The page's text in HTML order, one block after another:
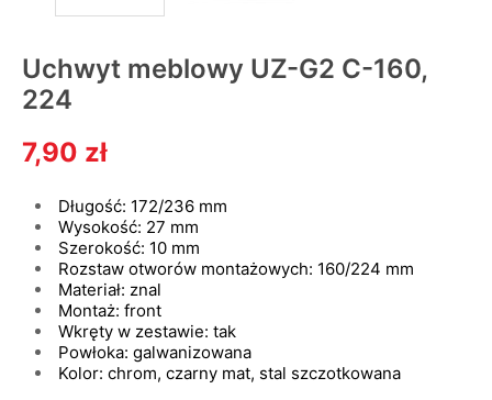
Uchwyt meblowy UZ-G2 C-160,
224
7,90 zł
Długość: 172/236 mm
Wysokość: 27 mm
Szerokość: 10 mm
Rozstaw otworów montażowych: 160/224 mm
Materiał: znal
Montaż: front
Wkręty w zestawie: tak
Powłoka: galwanizowana
Kolor: chrom, czarny mat, stal szczotkowana